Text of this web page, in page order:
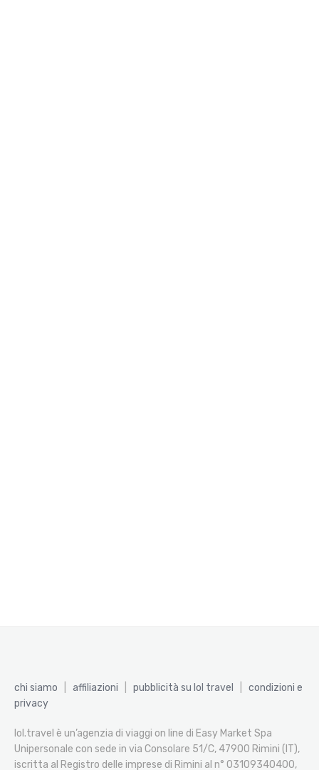
chi siamo affiliazioni pubblicità su lol travel
condizioni e
privacy
lol.travel è un’agenzia di viaggi on line di Easy Market Spa
Unipersonale con sede in via Consolare 51/C, 47900 Rimini (IT),
iscritta al Registro delle imprese di Rimini al n° 03109340400,